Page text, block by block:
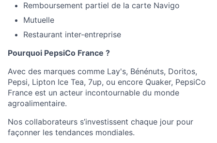
Remboursement partiel de la carte Navigo
Mutuelle
Restaurant inter-entreprise
Pourquoi PepsiCo France ?
Avec des marques comme Lay's, Bénénuts, Doritos,
Pepsi, Lipton Ice Tea, 7up, ou encore Quaker, PepsiCo
France est un acteur incontournable du monde
agroalimentaire.
Nos collaborateurs s’investissent chaque jour pour
façonner les tendances mondiales.